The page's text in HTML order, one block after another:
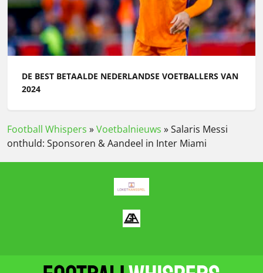
DE BEST BETAALDE NEDERLANDSE VOETBALLERS VAN
2024
Football Whispers »Voetbalnieuws »Salaris Messi
onthuld: Sponsoren & Aandeel in Inter Miami